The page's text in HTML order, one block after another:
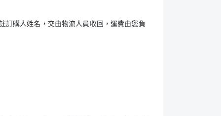
訂購人姓名，交由物流人員收回，運費由您負